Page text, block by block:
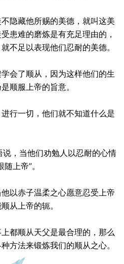
隐藏他所赐的美德，就叫这美
患难的磨炼是有充足理由的，
不足以表现他们忍耐的美德。
会了顺从，因为这样他们的生
顺服上帝的旨意。
行一切，他们就不知道什么是
，当他们劝勉人以忍耐的心情
上帝”。
以赤子温柔之心愿意忍受上帝
从上帝的轭。
都顺从天父是最合理的，那么
方法来锻炼我们的顺从之心。